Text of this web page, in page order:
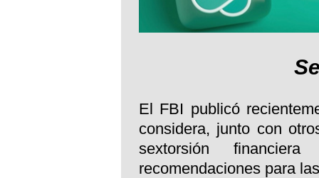
El FBI publicó
considera, junto con
sextorsión
recomendaciones para